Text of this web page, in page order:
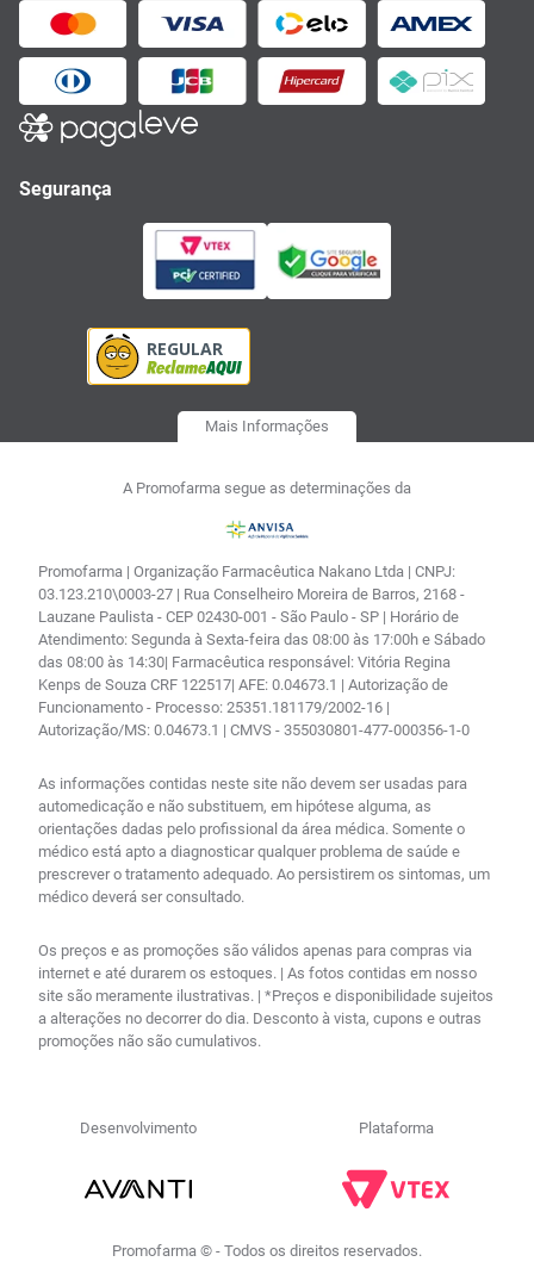
Segurança
Mais Informações
A Promofarma segue as determinações da
Promofarma | Organização Farmacêutica Nakano Ltda | CNPJ:
03.123.210\0003-27 | Rua Conselheiro Moreira de Barros, 2168 -
Lauzane Paulista - CEP 02430-001 - São Paulo - SP | Horário de
Atendimento: Segunda à Sexta-feira das 08:00 às 17:00h e Sábado
das 08:00 às 14:30| Farmacêutica responsável: Vitória Regina
Kenps de Souza CRF 122517| AFE: 0.04673.1 | Autorização de
Funcionamento - Processo: 25351.181179/2002-16 |
Autorização/MS: 0.04673.1 | CMVS - 355030801-477-000356-1-0
As informações contidas neste site não devem ser usadas para
automedicação e não substituem, em hipótese alguma, as
orientações dadas pelo profissional da área médica. Somente o
médico está apto a diagnosticar qualquer problema de saúde e
prescrever o tratamento adequado. Ao persistirem os sintomas, um
médico deverá ser consultado.
Os preços e as promoções são válidos apenas para compras via
internet e até durarem os estoques. | As fotos contidas em nosso
site são meramente ilustrativas. | *Preços e disponibilidade sujeitos
a alterações no decorrer do dia. Desconto à vista, cupons e outras
promoções não são cumulativos.
Desenvolvimento Plataforma
Promofarma © - Todos os direitos reservados.